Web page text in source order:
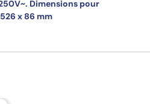
250V~. Dimensions pour
x 86 mm